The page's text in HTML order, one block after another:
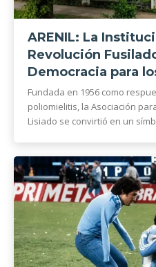
ARENIL: La
Revolución
Democracia para
Fundada en 1956 como
poliomielitis, la Asociación
Lisiado se convirtió en un